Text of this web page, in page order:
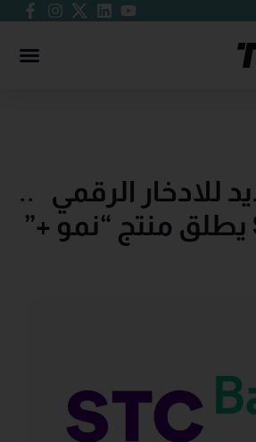
للادخار الرقمي ..
STC Bank يطلق منتج “نمو +”